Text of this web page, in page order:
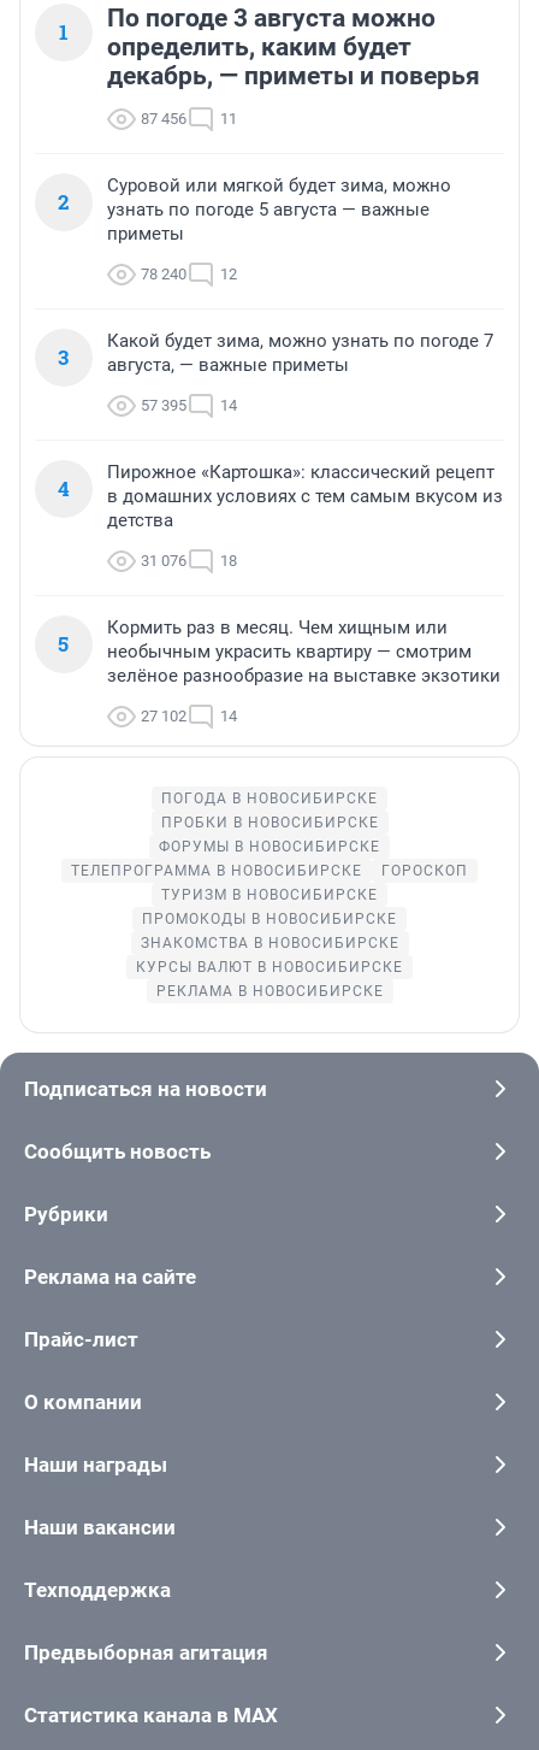
1
По погоде 3 августа можно
определить, каким будет
декабрь, — приметы и поверья
87 456 11
2
Суровой или мягкой будет зима, можно
узнать по погоде 5 августа — важные
приметы
78 240 12
3
Какой будет зима, можно узнать по погоде 7
августа, — важные приметы
57 395 14
4
Пирожное «Картошка»: классический рецепт
в домашних условиях с тем самым вкусом из
детства
31 076 18
5
Кормить раз в месяц. Чем хищным или
необычным украсить квартиру — смотрим
зелёное разнообразие на выставке экзотики
27 102 14
ПОГОДА В НОВОСИБИРСКЕ
ПРОБКИ В НОВОСИБИРСКЕ
ФОРУМЫ В НОВОСИБИРСКЕ
ТЕЛЕПРОГРАММА В НОВОСИБИРСКЕ
ГОРОСКОП
ТУРИЗМ В НОВОСИБИРСКЕ
ПРОМОКОДЫ В НОВОСИБИРСКЕ
ЗНАКОМСТВА В НОВОСИБИРСКЕ
КУРСЫ ВАЛЮТ В НОВОСИБИРСКЕ
РЕКЛАМА В НОВОСИБИРСКЕ
Подписаться на новости
Сообщить новость
Рубрики
Реклама на сайте
Прайс-лист
О компании
Наши награды
Наши вакансии
Техподдержка
Предвыборная агитация
Статистика канала в MAX